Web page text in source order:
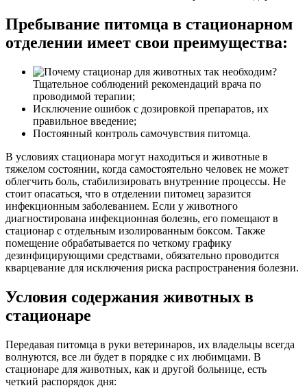
Пребывание питомца в стационарном
отделении имеет свои преимущества:
Тщательное соблюдений рекомендаций врача по
проводимой терапии;
Исключение ошибок с дозировкой препаратов, их
правильное введение;
Постоянный контроль самочувствия питомца.
В условиях стационара могут находиться и животные в
тяжелом состоянии, когда самостоятельно человек не может
облегчить боль, стабилизировать внутренние процессы. Не
стоит опасаться, что в отделении питомец заразится
инфекционным заболеванием. Если у животного
диагностирована инфекционная болезнь, его помещают в
стационар с отдельным изолированным боксом. Также
помещение обрабатывается по четкому графику
дезинфицирующими средствами, обязательно проводится
кварцевание для исключения риска распространения болезни.
Условия содержания животных в
стационаре
Передавая питомца в руки ветеринаров, их владельцы всегда
волнуются, все ли будет в порядке с их любимцами. В
стационаре для животных, как и другой больнице, есть
четкий распорядок дня: